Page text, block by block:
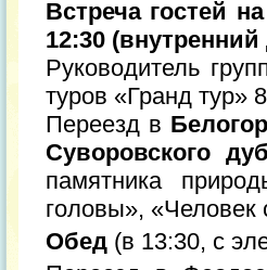
Встреча гостей
12:30
Руководитель
туров «Гранд тур»
Переезд в
Суворовского
памятника
головы», «Человек
Обед (в 13:30, с